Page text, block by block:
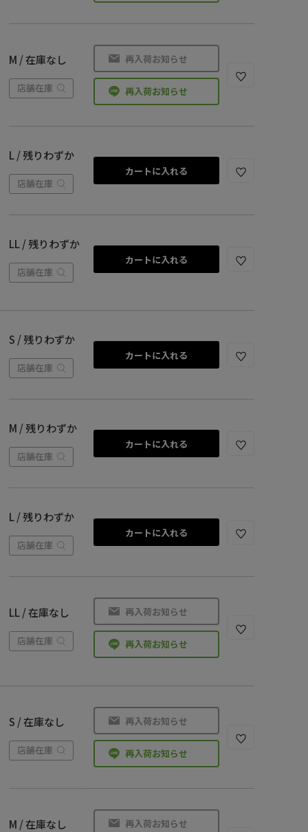
M / 在庫なし
店舗在庫
再入荷お知らせ
再入荷お知らせ
L / 残りわずか
店舗在庫
カートに入れる
LL / 残りわずか
店舗在庫
カートに入れる
S / 残りわずか
店舗在庫
カートに入れる
M / 残りわずか
店舗在庫
カートに入れる
L / 残りわずか
店舗在庫
カートに入れる
LL / 在庫なし
店舗在庫
再入荷お知らせ
再入荷お知らせ
S / 在庫なし
店舗在庫
再入荷お知らせ
再入荷お知らせ
M / 在庫なし 再入荷お知らせ